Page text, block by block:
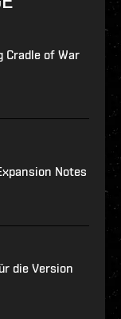
Cradle of War
Notes
die Version